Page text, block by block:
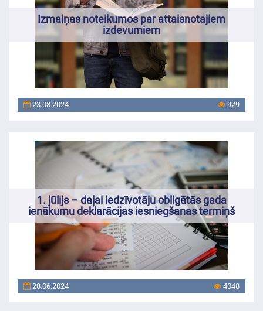
Izmaiņas noteikumos par attaisnotajiem
izdevumiem
23.08.2024 929
1. jūlijs – daļai iedzīvotāju obligātās gada
ienākumu deklarācijas iesniegšanas termiņš
28.06.2024 4048